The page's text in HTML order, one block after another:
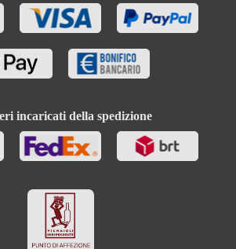
incaricati della spedizione